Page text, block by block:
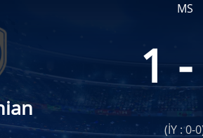
MS
1
(İY : 0-